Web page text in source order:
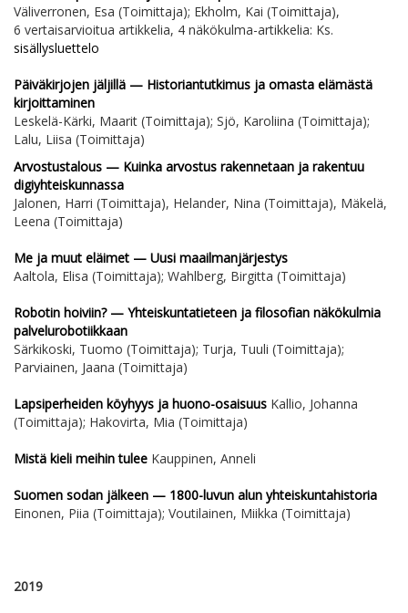
Väliverronen, Esa (Toimittaja); Ekholm, Kai (Toimittaja),
6 vertaisarvioitua artikkelia, 4 näkökulma-artikkelia: Ks.
sisällysluettelo
Päiväkirjojen jäljillä — Historiantutkimus ja omasta elämästä
kirjoittaminen
Leskelä-Kärki, Maarit (Toimittaja); Sjö, Karoliina (Toimittaja);
Lalu, Liisa (Toimittaja)
Arvostustalous — Kuinka arvostus rakennetaan ja rakentuu
digiyhteiskunnassa
Jalonen, Harri (Toimittaja), Helander, Nina (Toimittaja), Mäkelä,
Leena (Toimittaja)
Me ja muut eläimet — Uusi maailmanjärjestys
Aaltola, Elisa (Toimittaja); Wahlberg, Birgitta (Toimittaja)
Robotin hoiviin? — Yhteiskuntatieteen ja filosofian näkökulmia
palvelurobotiikkaan
Särkikoski, Tuomo (Toimittaja); Turja, Tuuli (Toimittaja);
Parviainen, Jaana (Toimittaja)
Lapsiperheiden köyhyys ja huono-osaisuus Kallio, Johanna
(Toimittaja); Hakovirta, Mia (Toimittaja)
Mistä kieli meihin tulee Kauppinen, Anneli
Suomen sodan jälkeen — 1800-luvun alun yhteiskuntahistoria
Einonen, Piia (Toimittaja); Voutilainen, Miikka (Toimittaja)
2019